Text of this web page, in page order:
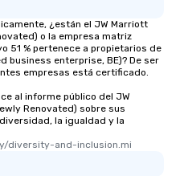
¿están el JW Marriott
o la empresa matriz
51 % pertenece a propietarios de
business enterprise, BE)? De ser
empresas está certificado.
al informe público del JW
Renovated) sobre sus
la igualdad y la
diversity-and-inclusion.mi